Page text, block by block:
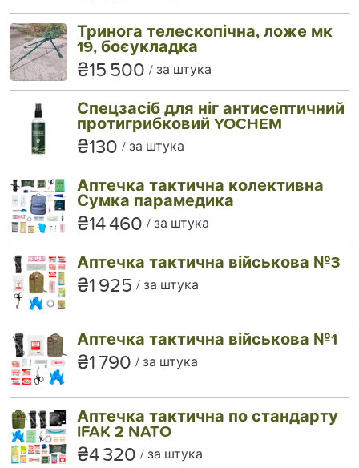
Тринога телескопічна, ложе мк
19, боєукладка
₴15 500 за штука
Спецзасіб для ніг антисептичний
протигрибковий YOCHEM
₴130 за штука
Аптечка тактична колективна
Сумка парамедика
₴14 460 за штука
Аптечка тактична військова №3
₴1 925 за штука
Аптечка тактична військова №1
₴1 790 за штука
Аптечка тактична по стандарту
IFAK 2 NATO
₴4 320 за штука